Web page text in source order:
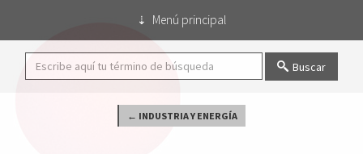
Menú principal
Buscar
← INDUSTRIA Y ENERGÍA